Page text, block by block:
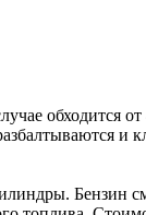
обходится
и
Бензин